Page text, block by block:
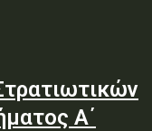
Α΄